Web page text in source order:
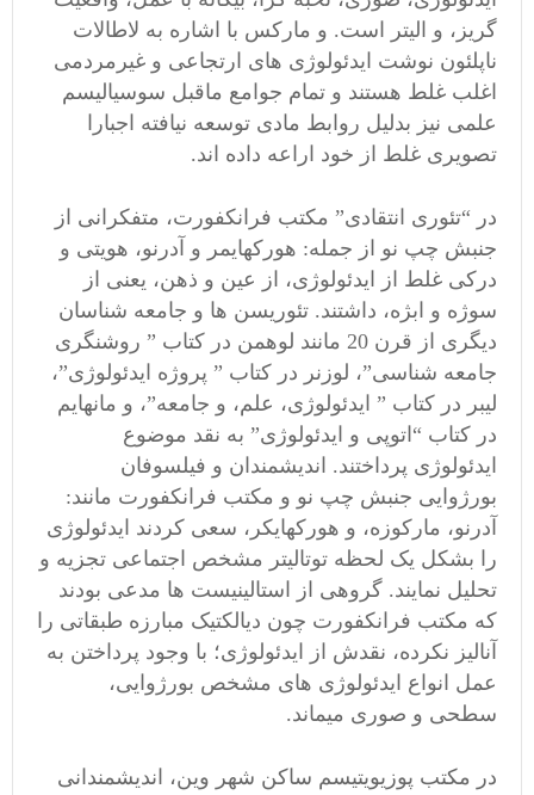
گریز، و الیتر است. و مارکس با اشاره به لاطالات
ناپلئون نوشت ایدئولوژی های ارتجاعی و غیرمردمی
اغلب غلط هستند و تمام جوامع ماقبل سوسیالیسم
علمی نیز بدلیل روابط مادی توسعه نیافته اجبارا
تصویری غلط از خود اراعه داده اند.
در “تئوری انتقادی” مکتب فرانکفورت، متفکرانی از
جنبش چپ نو از جمله: هورکهایمر و آدرنو، هویتی و
درکی غلط از ایدئولوژی، از عین و ذهن، یعنی از
سوژه و ابژه، داشتند. تئوریسن ها و جامعه شناسان
دیگری از قرن 20 مانند لوهمن در کتاب ” روشنگری
جامعه شناسی”، لوزنر در کتاب ” پروژه ایدئولوژی”،
لیبر در کتاب ” ایدئولوژی، علم، و جامعه”، و مانهایم
در کتاب “اتوپی و ایدئولوژی” به نقد موضوع
ایدئولوژی پرداختند. اندیشمندان و فیلسوفان
بورژوایی جنبش چپ نو و مکتب فرانکفورت مانند:
آدرنو، مارکوزه، و هورکهایکر، سعی کردند ایدئولوژی
را بشکل یک لحظه توتالیتر مشخص اجتماعی تجزیه و
تحلیل نمایند. گروهی از استالینیست ها مدعی بودند
که مکتب فرانکفورت چون دیالکتیک مبارزه طبقاتی را
آنالیز نکرده، نقدش از ایدئولوژی؛ با وجود پرداختن به
عمل انواع ایدئولوژی های مشخص بورژوایی،
سطحی و صوری میماند.
در مکتب پوزیویتیسم ساکن شهر وین، اندیشمندانی